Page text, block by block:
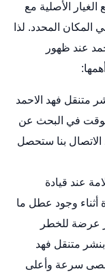
الأصلية مع
المحدد. لذا
عند ظهور
متنقل فهد الاحمد
في البحث عن
الاتصال بنا ستحصل
عند قيادة
أثناء وجود عطل ما
عرضة للخطر
متنقل فهد
سرعة وأعلى